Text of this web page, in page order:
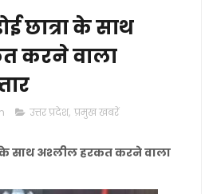
छात्रा के साथ
करने वाला
उत्तर प्रदेश, प्रमुख खबरें
के साथ अश्लील हरकत करने वाला